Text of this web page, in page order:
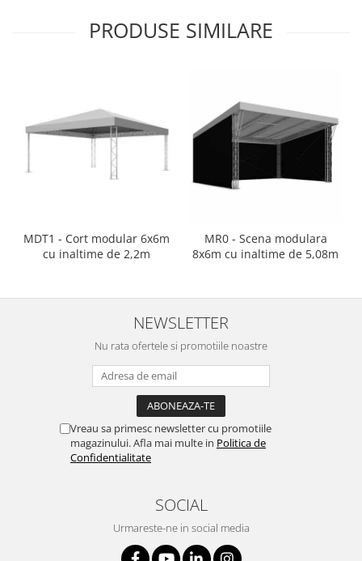
PRODUSE SIMILARE
MDT1 - Cort modular 6x6m
cu inaltime de 2,2m
MR0 - Scena modulara
8x6m cu inaltime de 5,08m
NEWSLETTER
Nu rata ofertele si promotiile noastre
Vreau sa primesc newsletter cu promotiile
magazinului. Afla mai multe in Politica de
Confidentialitate
SOCIAL
Urmareste-ne in social media